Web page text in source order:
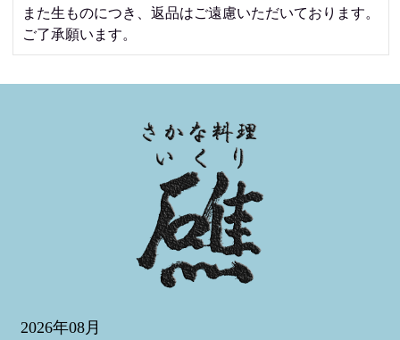
また生ものにつき、返品はご遠慮いただいております。
ご了承願います。
2026年08月